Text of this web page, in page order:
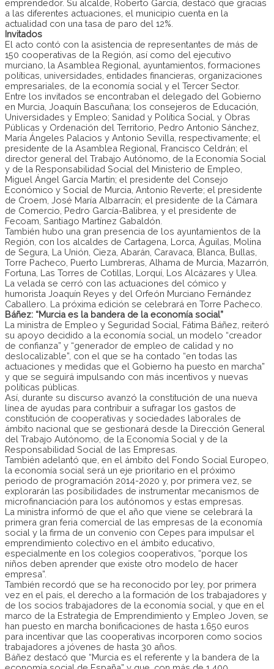
emprendedor. Su alcalde, Roberto García, destacó que gracias
a las diferentes actuaciones, el municipio cuenta en la
actualidad con una tasa de paro del 12%.
Invitados
El acto contó con la asistencia de representantes de más de
150 cooperativas de la Región, así como del ejecutivo
murciano, la Asamblea Regional, ayuntamientos, formaciones
políticas, universidades, entidades financieras, organizaciones
empresariales, de la economía social y el Tercer Sector.
Entre los invitados se encontraban el delegado del Gobierno
en Murcia, Joaquín Bascuñana; los consejeros de Educación,
Universidades y Empleo; Sanidad y Política Social, y Obras
Públicas y Ordenación del Territorio, Pedro Antonio Sánchez,
María Ángeles Palacios y Antonio Sevilla, respectivamente; el
presidente de la Asamblea Regional, Francisco Celdrán; el
director general del Trabajo Autónomo, de la Economía Social
y de la Responsabilidad Social del Ministerio de Empleo,
Miguel Ángel García Martín; el presidente del Consejo
Económico y Social de Murcia, Antonio Reverte; el presidente
de Croem, José María Albarracín; el presidente de la Cámara
de Comercio, Pedro García-Balibrea, y el presidente de
Fecoam, Santiago Martínez Gabaldón.
También hubo una gran presencia de los ayuntamientos de la
Región, con los alcaldes de Cartagena, Lorca, Águilas, Molina
de Segura, La Unión, Cieza, Abarán, Caravaca, Blanca, Bullas,
Torre Pacheco, Puerto Lumbreras, Alhama de Murcia, Mazarrón,
Fortuna, Las Torres de Cotillas, Lorquí, Los Alcázares y Ulea.
La velada se cerró con las actuaciones del cómico y
humorista Joaquín Reyes y del Orfeón Murciano Fernández
Caballero. La próxima edición se celebrará en Torre Pacheco.
Báñez: “Murcia es la bandera de la economía social”
La ministra de Empleo y Seguridad Social, Fátima Báñez, reiteró
su apoyo decidido a la economía social, un modelo “creador
de confianza” y “generador de empleo de calidad y no
deslocalizable”, con el que se ha contado “en todas las
actuaciones y medidas que el Gobierno ha puesto en marcha”
y que se seguirá impulsando con más incentivos y nuevas
políticas públicas.
Así, durante su discurso avanzó la constitución de una nueva
línea de ayudas para contribuir a sufragar los gastos de
constitución de cooperativas y sociedades laborales de
ámbito nacional que se gestionará desde la Dirección General
del Trabajo Autónomo, de la Economía Social y de la
Responsabilidad Social de las Empresas.
También adelantó que, en el ámbito del Fondo Social Europeo,
la economía social será un eje prioritario en el próximo
periodo de programación 2014-2020 y, por primera vez, se
explorarán las posibilidades de instrumentar mecanismos de
microfinanciación para los autónomos y estas empresas.
La ministra informó de que el año que viene se celebrará la
primera gran feria comercial de las empresas de la economía
social y la firma de un convenio con Cepes para impulsar el
emprendimiento colectivo en el ámbito educativo,
especialmente en los colegios cooperativos, “porque los
niños deben aprender que existe otro modelo de hacer
empresa”.
También recordó que se ha reconocido por ley, por primera
vez en el país, el derecho a la formación de los trabajadores y
de los socios trabajadores de la economía social, y que en el
marco de la Estrategia de Emprendimiento y Empleo Joven, se
han puesto en marcha bonificaciones de hasta 1.650 euros
para incentivar que las cooperativas incorporen como socios
trabajadores a jóvenes de hasta 30 años.
Báñez destacó que “Murcia es el referente y la bandera de la